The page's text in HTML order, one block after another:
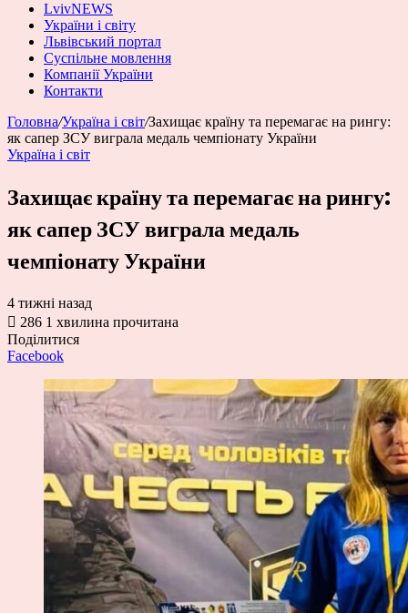
LvivNEWS
України і світу
Львівський портал
Суспільне мовлення
Компанії України
Контакти
Головна/Україна і світ/Захищає країну та перемагає на рингу:
як сапер ЗСУ виграла медаль чемпіонату України
Україна і світ
Захищає країну та перемагає на рингу:
як сапер ЗСУ виграла медаль
чемпіонату України
4 тижні назад
286 1 хвилина прочитана
Поділитися
Facebook